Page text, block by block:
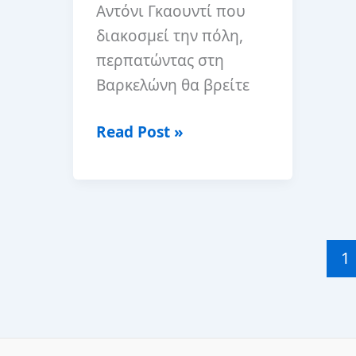
Αντόνι Γκαουντί που
διακοσμεί την πόλη,
περπατώντας στη
Βαρκελώνη θα βρείτε
Καλύτερα
Read Post »
1